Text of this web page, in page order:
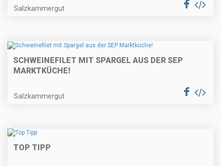
Salzkammergut
SCHWEINEFILET MIT SPARGEL AUS DER SEP
MARKTKÜCHE!
Salzkammergut
TOP TIPP